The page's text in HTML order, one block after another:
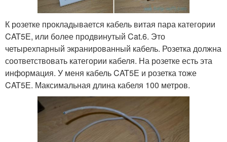
К розетке прокладывается кабель витая пара категории
CAT5Е, или более продвинутый Cat.6. Это
четырехпарный экранированный кабель. Розетка должна
соответствовать категории кабеля. На розетке есть эта
информация. У меня кабель CAT5Е и розетка тоже
CAT5Е. Максимальная длина кабеля 100 метров.